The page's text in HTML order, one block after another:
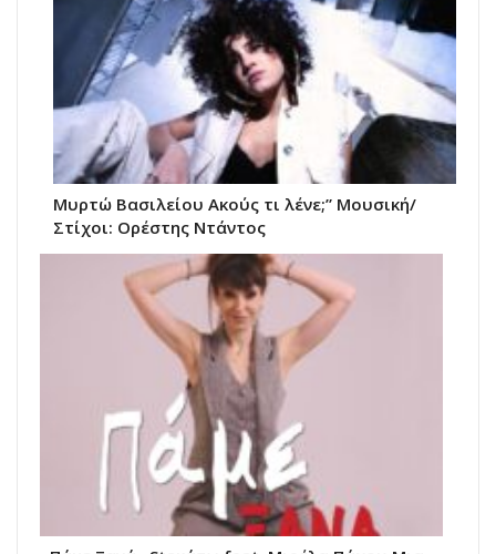
Μυρτώ Βασιλείου Ακούς τι λένε;” Μουσική/
Στίχοι: Ορέστης Ντάντος